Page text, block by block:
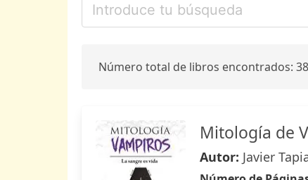
Número total de libros encontrados:
Mitología de
Autor: Javier